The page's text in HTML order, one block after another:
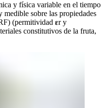
y física variable en el tiempo
sobre las propiedades
(permitividad 𝛆r y
constitutivos de la fruta,